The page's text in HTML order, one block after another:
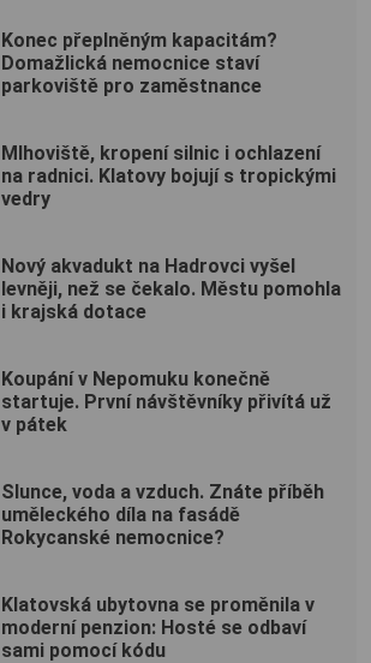
Konec přeplněným kapacitám?
Domažlická nemocnice staví
parkoviště pro zaměstnance
Mlhoviště, kropení silnic i ochlazení
na radnici. Klatovy bojují s tropickými
vedry
Nový akvadukt na Hadrovci vyšel
levněji, než se čekalo. Městu pomohla
i krajská dotace
Koupání v Nepomuku konečně
startuje. První návštěvníky přivítá už
v pátek
Slunce, voda a vzduch. Znáte příběh
uměleckého díla na fasádě
Rokycanské nemocnice?
Klatovská ubytovna se proměnila v
moderní penzion: Hosté se odbaví
sami pomocí kódu